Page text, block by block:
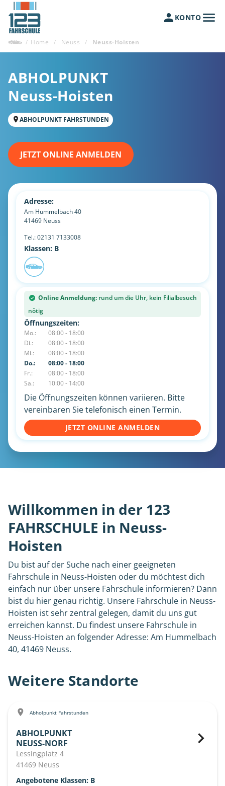
KONTO
/ Home / Neuss / Neuss-Hoisten
ABHOLPUNKT
Neuss-Hoisten
ABHOLPUNKT FAHRSTUNDEN
JETZT ONLINE ANMELDEN
Adresse:
Am Hummelbach 40
41469 Neuss
Tel.:02131 7133008
Klassen: B
Online Anmeldung: rund um die Uhr, kein Filialbesuch
nötig
Öffnungszeiten:
Mo.:
08:00 - 18:00
Di.:
08:00 - 18:00
Mi.:
08:00 - 18:00
Do.:
08:00 - 18:00
Fr.:
08:00 - 18:00
Sa.:
10:00 - 14:00
Die Öffnungszeiten können variieren. Bitte
vereinbaren Sie telefonisch einen Termin.
JETZT ONLINE ANMELDEN
Willkommen in der 123
FAHRSCHULE in Neuss-
Hoisten
Du bist auf der Suche nach einer geeigneten
Fahrschule in Neuss-Hoisten oder du möchtest dich
einfach nur über unsere Fahrschule informieren? Dann
bist du hier genau richtig. Unsere Fahrschule in Neuss-
Hoisten ist sehr zentral gelegen, damit du uns gut
erreichen kannst. Du findest unsere Fahrschule in
Neuss-Hoisten an folgender Adresse: Am Hummelbach
40, 41469 Neuss.
Weitere Standorte
Abholpunkt Fahrstunden
ABHOLPUNKT
NEUSS-NORF
Lessingplatz 4
41469 Neuss
Angebotene Klassen: B